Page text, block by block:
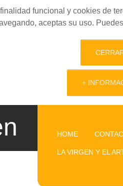
funcional y cookies de
aceptas su uso.
+
HOME
LA VIRGEN Y EL